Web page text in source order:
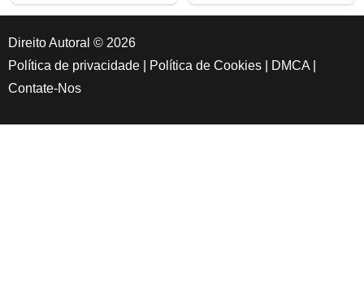
Direito Autoral © 2026
Política de privacidade
Política de Cookies DMCA
Contate-Nos